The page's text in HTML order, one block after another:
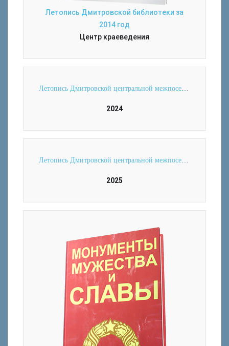
Летопись Дмитровской библиотеки за
2014 год
Центр краеведения
Летопись Дмитровской центральной межпоселенческой библиотеки за 2024 год
2024
Летопись Дмитровской центральной межпоселенческой библиотеки за 2025 год
2025